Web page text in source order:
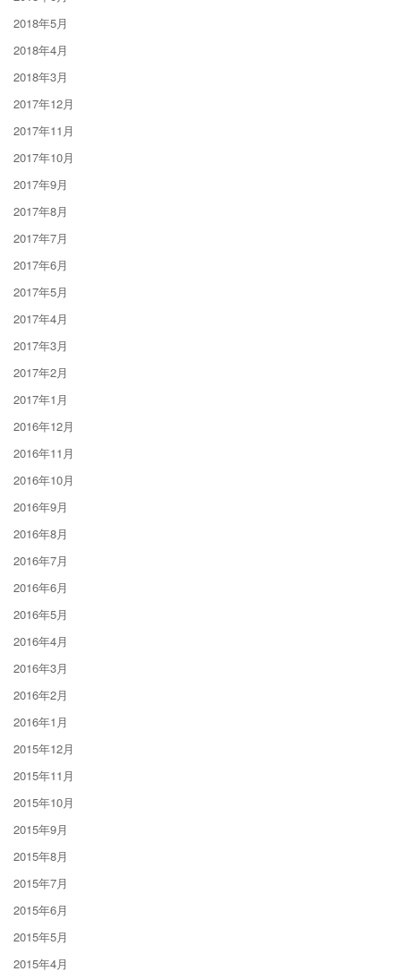
2018年5月
2018年4月
2018年3月
2017年12月
2017年11月
2017年10月
2017年9月
2017年8月
2017年7月
2017年6月
2017年5月
2017年4月
2017年3月
2017年2月
2017年1月
2016年12月
2016年11月
2016年10月
2016年9月
2016年8月
2016年7月
2016年6月
2016年5月
2016年4月
2016年3月
2016年2月
2016年1月
2015年12月
2015年11月
2015年10月
2015年9月
2015年8月
2015年7月
2015年6月
2015年5月
2015年4月